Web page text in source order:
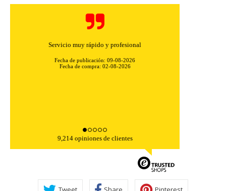
Servicio muy rápido y profesional
Fecha de publicación: 09-08-2026
Fecha de compra: 02-08-2026
9,214 opiniones de clientes
CONFIGURACIÓN DE COOKIES